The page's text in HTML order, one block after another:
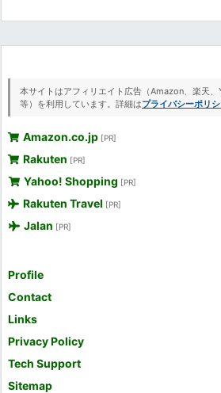
本サイトはアフィリエイト広告（Amazon、楽天
等）を利用しています。詳細はプライバシーポリ
Amazon.co.jp [PR]
Rakuten [PR]
Yahoo! Shopping [PR]
Rakuten Travel [PR]
Jalan [PR]
Profile
Contact
Links
Privacy Policy
Tech Support
Sitemap